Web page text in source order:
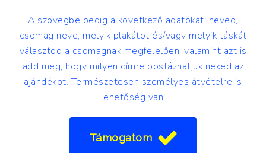
A szövegbe pedig a következő adatokat: neved,
csomag neve, melyik plakátot és/vagy melyik táskát
választod a csomagnak megfelelően, valamint azt is
add meg, hogy milyen címre postázhatjuk neked az
ajándékot. Természetesen személyes átvételre is
lehetőség van.
Támogatom